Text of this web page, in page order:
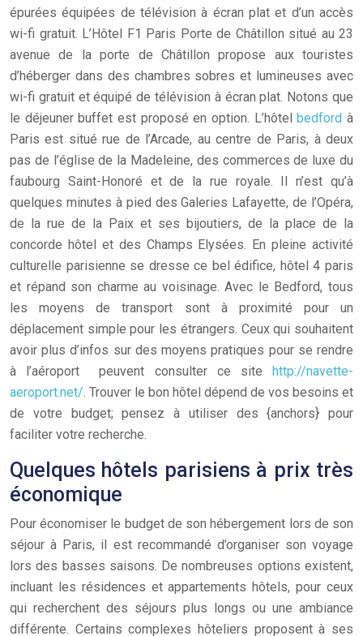
épurées équipées de télévision à écran plat et d’un accès
wi-fi gratuit. L’Hôtel F1 Paris Porte de Châtillon situé au 23
avenue de la porte de Châtillon propose aux touristes
d’héberger dans des chambres sobres et lumineuses avec
wi-fi gratuit et équipé de télévision à écran plat. Notons que
le déjeuner buffet est proposé en option. L’hôtelbedford à
Paris est situé rue de l’Arcade, au centre de Paris, à deux
pas de l’église de la Madeleine, des commerces de luxe du
faubourg Saint-Honoré et de la rue royale. Il n’est qu’à
quelques minutes à pied des Galeries Lafayette, de l’Opéra,
de la rue de la Paix et ses bijoutiers, de la place de la
concorde hôtel et des Champs Elysées. En pleine activité
culturelle parisienne se dresse ce bel édifice, hôtel 4 paris
et répand son charme au voisinage. Avec le Bedford, tous
les moyens de transport sont à proximité pour un
déplacement simple pour les étrangers. Ceux qui souhaitent
avoir plus d’infos sur des moyens pratiques pour se rendre
à l’aéroport peuvent consulter ce site http://navette-
aeroport.net/. Trouver le bon hôtel dépend de vos besoins et
de votre budget; pensez à utiliser des {anchors} pour
faciliter votre recherche.
Quelques hôtels parisiens à prix très
économique
Pour économiser le budget de son hébergement lors de son
séjour à Paris, il est recommandé d’organiser son voyage
lors des basses saisons. De nombreuses options existent,
incluant les résidences et appartements hôtels, pour ceux
qui recherchent des séjours plus longs ou une ambiance
différente. Certains complexes hôteliers proposent à ses